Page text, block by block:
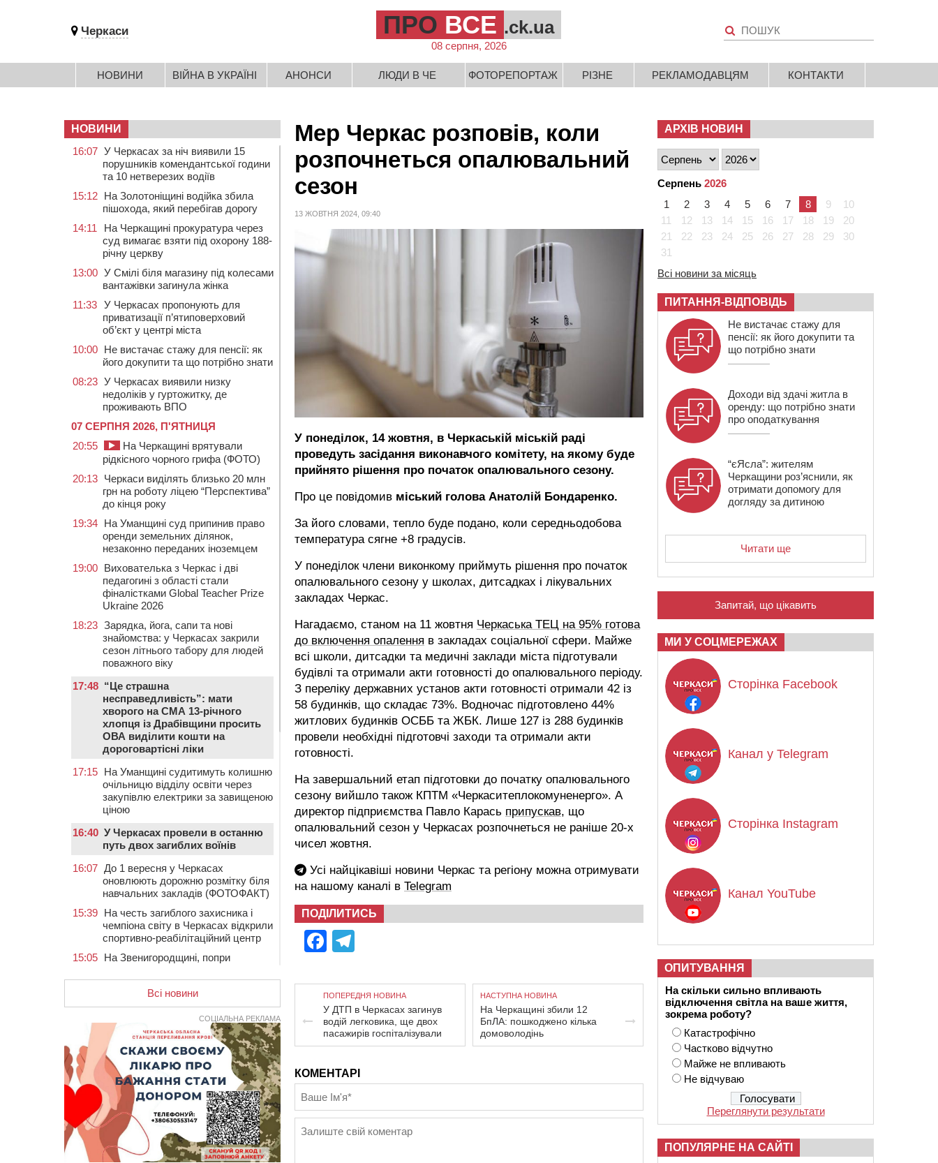
Черкаси ПРО ВСЕ .ck.ua
08 серпня, 2026
НОВИНИ ВІЙНА В УКРАЇНІ АНОНСИ ЛЮДИ В ЧЕ ФОТОРЕПОРТАЖ РІЗНЕ РЕКЛАМОДАВЦЯМ КОНТАКТИ
Мер Черкас розповів, коли
розпочнеться опалювальний
сезон
13 ЖОВТНЯ 2024, 09:40
У понеділок, 14 жовтня, в Черкаській міській раді
проведуть засідання виконавчого комітету, на якому буде
прийнято рішення про початок опалювального сезону.
Про це повідомив міський голова Анатолій Бондаренко.
За його словами, тепло буде подано, коли середньодобова
температура сягне +8 градусів.
У понеділок члени виконкому приймуть рішення про початок
опалювального сезону у школах, дитсадках і лікувальних
закладах Черкас.
Нагадаємо, станом на 11 жовтня Черкаська ТЕЦ на 95% готова
до включення опалення в закладах соціальної сфери. Майже
всі школи, дитсадки та медичні заклади міста підготували
будівлі та отримали акти готовності до опалювального періоду.
З переліку державних установ акти готовності отримали 42 із
58 будинків, що складає 73%. Водночас підготовлено 44%
житлових будинків ОСББ та ЖБК. Лише 127 із 288 будинків
провели необхідні підготовчі заходи та отримали акти
готовності.
На завершальний етап підготовки до початку опалювального
сезону вийшло також КПТМ «Черкаситеплокомуненерго». А
директор підприємства Павло Карась припускав, що
опалювальний сезон у Черкасах розпочнеться не раніше 20-х
чисел жовтня.
Усі найцікавіші новини Черкас та регіону можна отримувати
на нашому каналі в Telegram
ПОДІЛИТИСЬ
Facebook
ПОПЕРЕДНЯ НОВИНА
У ДТП в Черкасах загинув
водій легковика, ще двох
пасажирів госпіталізували
НАСТУПНА НОВИНА
На Черкащині збили 12
БпЛА: пошкоджено кілька
домоволодінь
КОМЕНТАРІ
НОВИНИ
16:07 У Черкасах за ніч виявили 15
порушників комендантської години
та 10 нетверезих водіїв
15:12 На Золотоніщині водійка збила
пішохода, який перебігав дорогу
14:11
На Черкащині прокуратура через
суд вимагає взяти під охорону 188-
річну церкву
13:00 У Смілі біля магазину під колесами
вантажівки загинула жінка
11:33 У Черкасах пропонують для
приватизації п’ятиповерховий
об’єкт у центрі міста
10:00 Не вистачає стажу для пенсії: як
його докупити та що потрібно знати
08:23 У Черкасах виявили низку
недоліків у гуртожитку, де
проживають ВПО
07 СЕРПНЯ 2026, П'ЯТНИЦЯ
20:55
На Черкащині врятували
рідкісного чорного грифа (ФОТО)
20:13 Черкаси виділять близько 20 млн
грн на роботу ліцею “Перспектива”
до кінця року
19:34 На Уманщині суд припинив право
оренди земельних ділянок,
незаконно переданих іноземцем
19:00 Вихователька з Черкас і дві
педагогині з області стали
фіналістками Global Teacher Prize
Ukraine 2026
18:23 Зарядка, йога, сапи та нові
знайомства: у Черкасах закрили
сезон літнього табору для людей
поважного віку
17:48 “Це страшна
несправедливість”: мати
хворого на СМА 13-річного
хлопця із Драбівщини просить
ОВА виділити кошти на
дороговартісні ліки
17:15 На Уманщині судитимуть колишню
очільницю відділу освіти через
закупівлю електрики за завищеною
ціною
16:40 У Черкасах провели в останню
путь двох загиблих воїнів
16:07 До 1 вересня у Черкасах
оновлюють дорожню розмітку біля
навчальних закладів (ФОТОФАКТ)
15:39 На честь загиблого захисника і
чемпіона світу в Черкасах відкрили
спортивно-реабілітаційний центр
15:05 На Звенигородщині, попри
“Ше.Fest”
призвела до перебоїв у роботі
електромереж та комунальних
служб
14:02
На Черкащині намолотили перший
мільйон тонн зерна нового врожаю
13:40 На Кам’янщині сталася масштабна
пожежа сміттєзвалища
13:26 На Черкащині сьогодні очікують
грози, зливи, град та шквали до 22
м/с
Всі новини
СОЦІАЛЬНА РЕКЛАМА
АРХІВ НОВИН
Серпень 2026
1
2 3 4 5 6 7 8 9
10
11
12 13 14 15 16 17 18 19
20
21
22 23 24 25 26 27 28 29
30
31
Всі новини за місяць
ПИТАННЯ-ВІДПОВІДЬ
Не вистачає стажу для
пенсії: як його докупити та
що потрібно знати
Доходи від здачі житла в
оренду: що потрібно знати
про оподаткування
“єЯсла”: жителям
Черкащини роз’яснили, як
отримати допомогу для
догляду за дитиною
Читати ще
Запитай, що цікавить
МИ У СОЦМЕРЕЖАХ
Сторінка Facebook
Канал у Telegram
Сторінка Instagram
Канал YouTube
ОПИТУВАННЯ
На скільки сильно впливають
відключення світла на ваше життя,
зокрема роботу?
Катастрофічно
Частково відчутно
Майже не впливають
Не відчуваю
Переглянути результати
ПОПУЛЯРНЕ НА САЙТІ